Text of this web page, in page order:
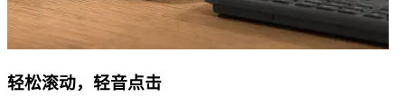
轻松滚动，轻音点击